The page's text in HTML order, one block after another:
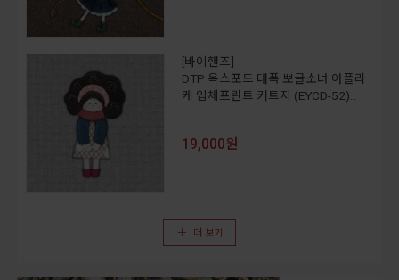
[바이핸즈]
DTP 옥스포드 대폭 뽀글소녀 아플리
케 입체프린트 커트지 (EYCD-52)..
19,000원
더 보기